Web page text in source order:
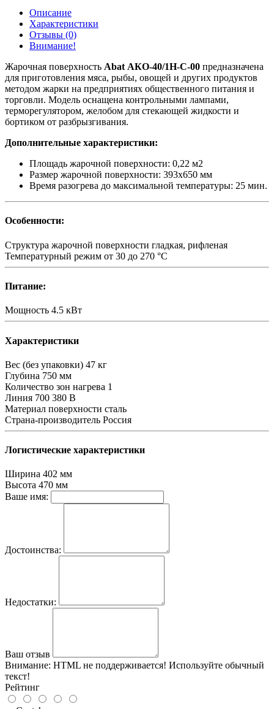
Описание
Характеристики
Отзывы (0)
Внимание!
Жарочная поверхность Abat АКО-40/1Н-С-00 предназначена
для приготовления мяса, рыбы, овощей и других продуктов
методом жарки на предприятиях общественного питания и
торговли. Модель оснащена контрольными лампами,
терморегулятором, желобом для стекающей жидкости и
бортиком от разбрызгивания.
Дополнительные характеристики:
Площадь жарочной поверхности: 0,22 м2
Размер жарочной поверхности: 393x650 мм
Время разогрева до максимальной температуры: 25 мин.
Особенности:
Структура жарочной поверхности гладкая, рифленая
Температурный режим от 30 до 270 °С
Питание:
Мощность 4.5 кВт
Характеристики
Вес (без упаковки) 47 кг
Глубина 750 мм
Количество зон нагрева 1
Линия 700 380 В
Материал поверхности сталь
Страна-производитель Россия
Логистические характеристики
Ширина 402 мм
Высота 470 мм
Ваше имя:
Достоинства:
Недостатки:
Ваш отзыв
Внимание: HTML не поддерживается! Используйте обычный
текст!
Рейтинг